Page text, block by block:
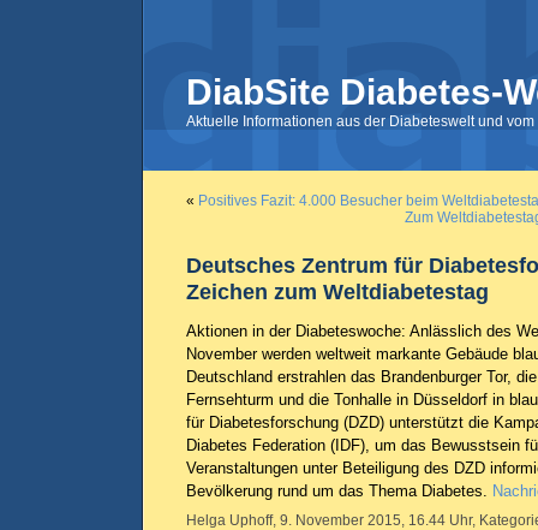
DiabSite Diabetes-
Aktuelle Informationen aus der Diabeteswelt und
« Positives Fazit: 4.000 Besucher beim
Zum
Deutsches Zentrum für
Zeichen zum Weltdiabetestag
Aktionen in der Diabeteswoche: Anlässlich des
November werden weltweit markante Gebäude
Deutschland erstrahlen das Brandenburger Tor,
Fernsehturm und die Tonhalle in Düsseldorf in
für Diabetesforschung (DZD) unterstützt die
Diabetes Federation (IDF), um das Bewusstsein
Veranstaltungen unter Beteiligung des DZD
Bevölkerung rund um das Thema Diabetes.
Helga Uphoff, 9. November 2015, 16.44 Uhr,